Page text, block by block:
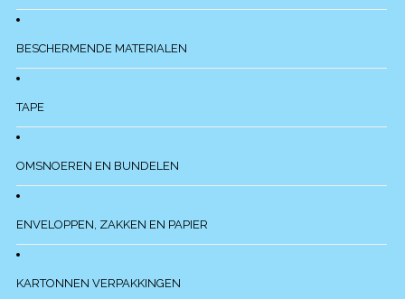
BESCHERMENDE MATERIALEN
TAPE
OMSNOEREN EN BUNDELEN
ENVELOPPEN, ZAKKEN EN PAPIER
KARTONNEN VERPAKKINGEN